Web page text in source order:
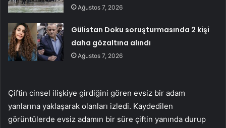
Ağustos 7, 2026
Gülistan Doku soruşturmasında 2 kişi
daha gözaltına alındı
Ağustos 7, 2026
Çiftin cinsel ilişkiye girdiğini gören evsiz bir adam
yanlarına yaklaşarak olanları izledi. Kaydedilen
görüntülerde evsiz adamın bir süre çiftin yanında durup